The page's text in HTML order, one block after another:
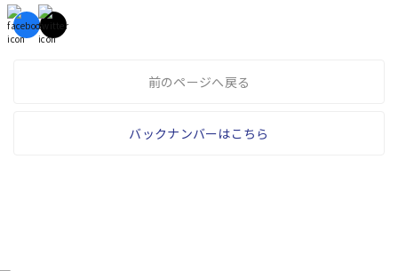
前のページへ戻る
バックナンバーはこちら